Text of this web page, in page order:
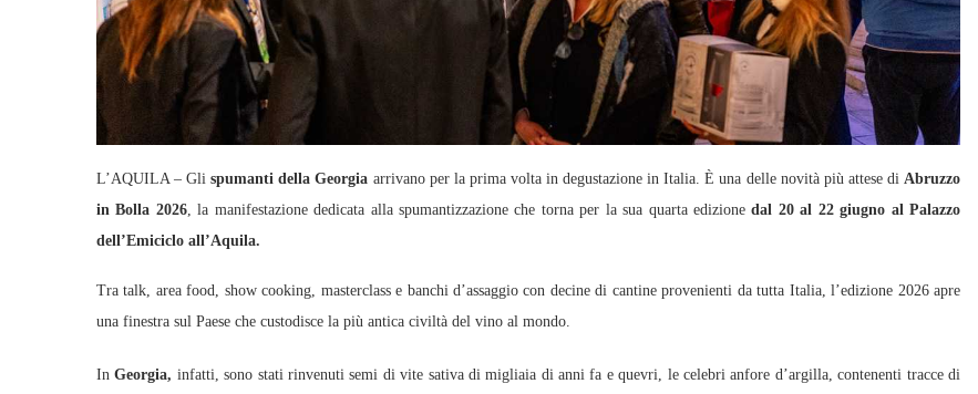
L’AQUILA – Glispumanti della Georgia arrivano per la prima volta in degustazione in Italia. È una delle novità più attese di Abruzzo
in Bolla 2026, la manifestazione dedicata alla spumantizzazione che torna per la sua quarta edizionedal 20 al 22 giugno al Palazzo
dell’Emiciclo all’Aquila.
Tra talk, area food, show cooking, masterclass e banchi d’assaggio con decine di cantine provenienti da tutta Italia, l’edizione 2026 apre
una finestra sul Paese che custodisce la più antica civiltà del vino al mondo.
InGeorgia, infatti, sono stati rinvenuti semi di vite sativa di migliaia di anni fa e quevri, le celebri anfore d’argilla, contenenti tracce di